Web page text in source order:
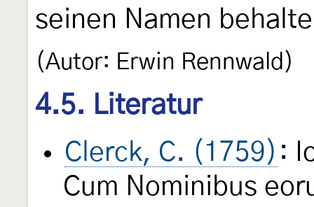
seinen Namen
(Autor: Erwin Rennwald)
4.5. Literatur
Clerck, C. (1759) :
Cum Nominibus